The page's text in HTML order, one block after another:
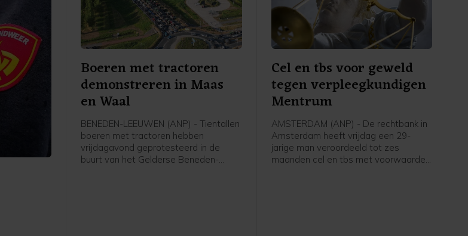
Boeren met tractoren
demonstreren in Maas
en Waal
BENEDEN-LEEUWEN (ANP) - Tientallen
boeren met tractoren hebben
vrijdagavond geprotesteerd in de
buurt van het Gelderse Beneden-
Cel en tbs voor geweld
tegen verpleegkundigen
Mentrum
AMSTERDAM (ANP) - De rechtbank in
Amsterdam heeft vrijdag een 29-
jarige man veroordeeld tot zes
maanden cel en tbs met voorwaarden